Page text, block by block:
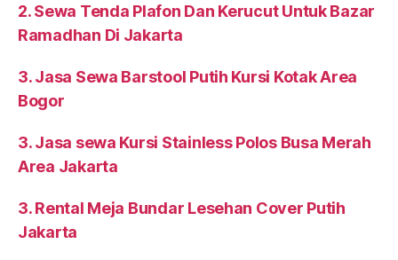
2. Sewa Tenda Plafon Dan Kerucut Untuk Bazar
Ramadhan Di Jakarta
3. Jasa Sewa Barstool Putih Kursi Kotak Area
Bogor
3. Jasa sewa Kursi Stainless Polos Busa Merah
Area Jakarta
3. Rental Meja Bundar Lesehan Cover Putih
Jakarta